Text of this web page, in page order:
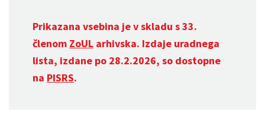
Prikazana vsebina je v skladu s 33.
členom ZoUL arhivska. Izdaje uradnega
lista, izdane po 28.2.2026, so dostopne
na PISRS.